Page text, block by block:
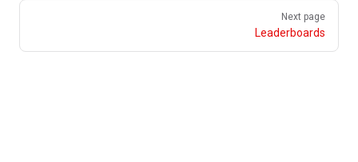
Next page
Leaderboards